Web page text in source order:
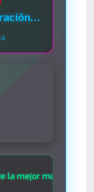
La Nueva Generación Del Sistema
música las 24